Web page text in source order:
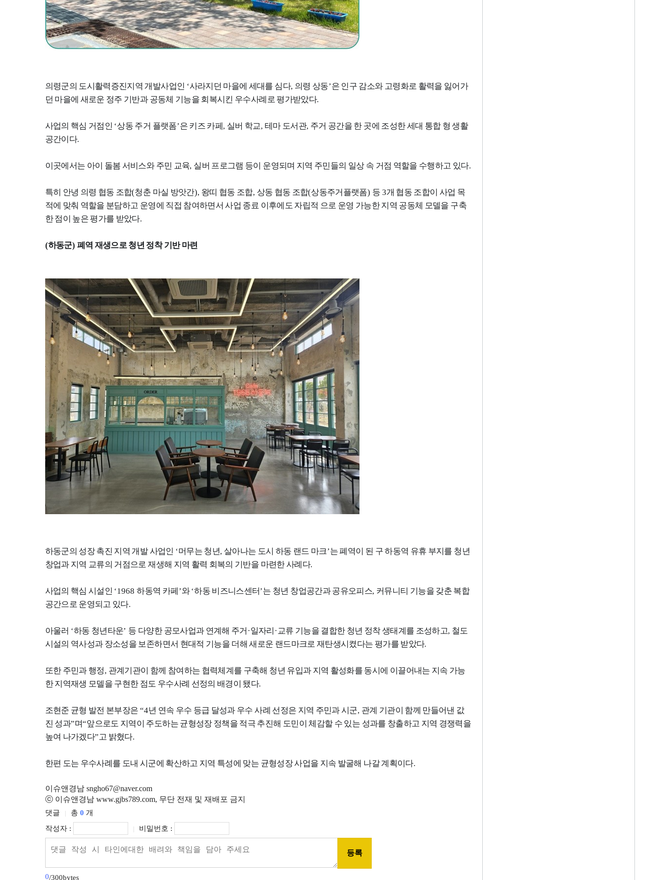
의령군의 도시활력증진지역 개발사업인 ‘사라지던 마을에 세대를 심다, 의령 상동’은 인구 감소와 고령화로 활력을 잃어가
던 마을에 새로운 정주 기반과 공동체 기능을 회복시킨 우수사례로 평가받았다.
사업의 핵심 거점인 ‘상동 주거 플랫폼’은 키즈 카페, 실버 학교, 테마 도서관, 주거 공간을 한 곳에 조성한 세대 통합 형 생활
공간이다.
이곳에서는 아이 돌봄 서비스와 주민 교육, 실버 프로그램 등이 운영되며 지역 주민들의 일상 속 거점 역할을 수행하고 있다.
특히 안녕 의령 협동 조합(청춘 마실 방앗간), 왕띠 협동 조합, 상동 협동 조합(상동주거플랫폼) 등 3개 협동 조합이 사업 목
적에 맞춰 역할을 분담하고 운영에 직접 참여하면서 사업 종료 이후에도 자립적 으로 운영 가능한 지역 공동체 모델을 구축
한 점이 높은 평가를 받았다.
(하동군) 폐역 재생으로 청년 정착 기반 마련
하동군의 성장 촉진 지역 개발 사업인 ‘머무는 청년,살아나는 도시 하동 랜드 마크’는 폐역이 된 구 하동역 유휴 부지를 청년
창업과 지역 교류의 거점으로 재생해 지역 활력 회복의 기반을 마련한 사례다.
사업의 핵심 시설인 ‘1968하동역 카페 ’와‘하동 비즈니스센터’는 청년 창업공간과 공유오피스, 커뮤니티 기능을 갖춘 복합
공간으로 운영되고 있다.
아울러 ‘하동 청년타운’ 등 다양한 공모사업과 연계해 주거 ·일자리 ·교류 기능을 결합한 청년 정착 생태계를 조성하고, 철도
시설의 역사성과 장소성을 보존하면서 현대적 기능을 더해 새로운 랜드마크로 재탄생시켰다는 평가를 받았다.
또한 주민과 행정, 관계기관이 함께 참여하는 협력체계를 구축해 청년 유입과 지역 활성화를 동시에 이끌어내는 지속 가능
한 지역재생 모델을 구현한 점도 우수사례 선정의 배경이 됐다.
조현준 균형 발전 본부장은 “4년 연속 우수 등급 달성과 우수 사례 선정은 지역 주민과 시군, 관계 기관이 함께 만들어낸 값
진 성과”며“앞으로도 지역이 주도하는 균형성장 정책을 적극 추진해 도민이 체감할 수 있는 성과를 창출하고 지역 경쟁력을
높여 나가겠다”고 밝혔다.
한편 도는 우수사례를 도내 시군에 확산하고 지역 특성에 맞는 균형성장 사업을 지속 발굴해 나갈 계획이다.
이슈앤경남 sngho67@naver.com
ⓒ 이슈앤경남 www.gjbs789.com, 무단 전재 및 재배포 금지
댓글 총 0 개
작성자 :
비밀번호 :
0/300bytes